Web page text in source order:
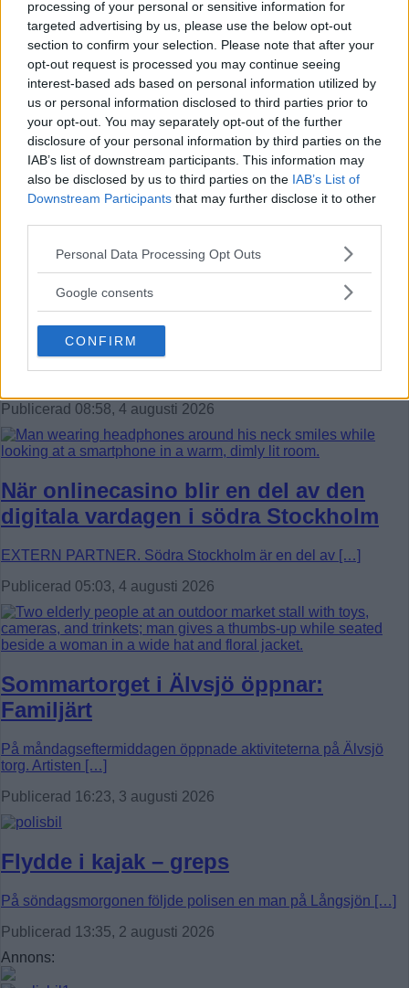
processing of your personal or sensitive information for
targeted advertising by us, please use the below opt-out
section to confirm your selection. Please note that after your
opt-out request is processed you may continue seeing
interest-based ads based on personal information utilized by
us or personal information disclosed to third parties prior to
your opt-out. You may separately opt-out of the further
disclosure of your personal information by third parties on the
IAB’s list of downstream participants. This information may
also be disclosed by us to third parties on the IAB’s List of
Downstream Participants that may further disclose it to other
Please note that this website/app uses one or more Google
not limited to your visit or usage behaviour. You may click to
use your data for below specified purposes in below Google
consent section.
Personal Data Processing Opt Outs
Google consents
CONFIRM
På onsdagskvällen körde en elsparkcykel in i en […]
Publicerad 09:51, 6 augusti 2026
Alice, 17, sätter upp egen musikal –
här är de största utmaningarna
Alice Stenberg är 17 år och har skrivit, […]
Bilist körde på vuxen och barn på
Publicerad 08:58, 4 augusti 2026
När onlinecasino blir en del av den
digitala vardagen i södra Stockholm
EXTERN PARTNER. Södra Stockholm är en del av […]
Publicerad 05:03, 4 augusti 2026
Sommartorget i Älvsjö öppnar:
Familjärt
På måndagseftermiddagen öppnade aktiviteterna på Älvsjö
torg. Artisten […]
Publicerad 16:23, 3 augusti 2026
Flydde i kajak – greps
På söndagsmorgonen följde polisen en man på Långsjön […]
Publicerad 13:35, 2 augusti 2026
Annons: